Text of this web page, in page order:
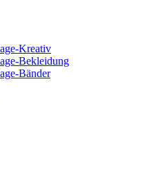
Kreativ
Bekleidung
Bänder